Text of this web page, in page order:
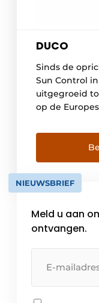
DUCO
Sinds de
Sun Control
uitgegroeid
op de
dan ook élke
gezond,
alle
en […]
NIEUWSBRIEF
Meld u aan
ontvangen.